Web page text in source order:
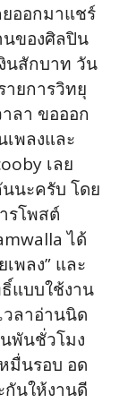
ออกมาแชร์
นของศิลปิน
นสักบาท วัน
ยการวิทยุ
ลา ขอออก
เพลงและ
เลย
นะครับ โดย
รโพสต์
ได้
พลง” และ
แบบใช้งาน
ลาอ่านนิด
พันชั่วโมง
มื่นรอบ อด
นให้งานดี